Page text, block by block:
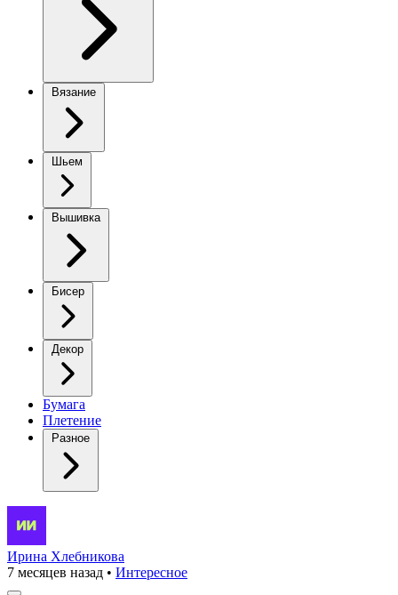
Вязание
Шьем
Вышивка
Бисер
Декор
Бумага
Плетение
Разное
Идеальный
круг
крючком
Ирина Хлебникова
7 месяцев назад • Интересное